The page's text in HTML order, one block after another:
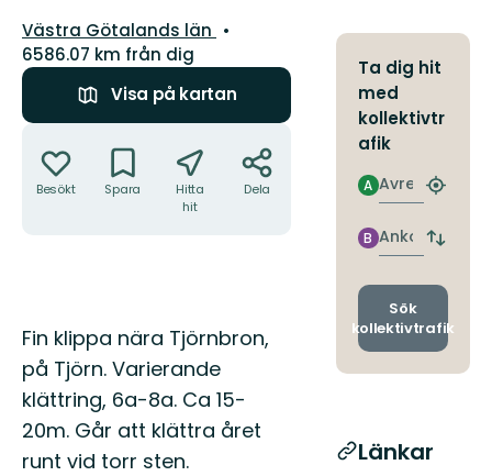
Län:
Västra Götalands län
6586.07 km från dig
Visa på kartan
Besökt Spara
Hitta
hit
Dela
Beskrivning
Fin klippa nära Tjörnbron,
på Tjörn. Varierande
klättring, 6a-8a. Ca 15-
20m. Går att klättra året
runt vid torr sten.
Ta dig hit
med
kollektivtr
afik
Avresa
A
Hitta
Ankomst
B
Byt
och
Sök
kollektivtrafik
Länkar